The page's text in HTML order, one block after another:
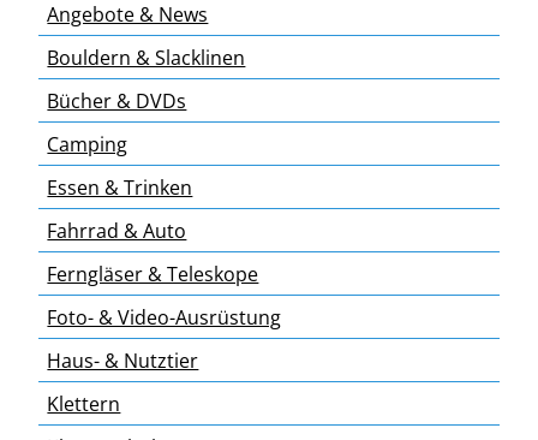
Angebote & News
Bouldern & Slacklinen
Bücher & DVDs
Camping
Essen & Trinken
Fahrrad & Auto
Ferngläser & Teleskope
Foto- & Video-Ausrüstung
Haus- & Nutztier
Klettern